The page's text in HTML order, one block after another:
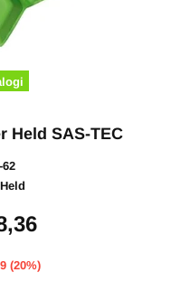
Held SAS-TEC
62
Held
(20%)